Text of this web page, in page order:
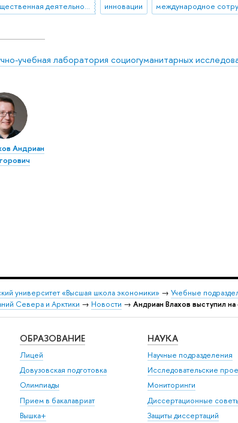
общественная деятельность
инновации
учебная лаборатория социогуманитарных
Андриан
университет «Высшая школа экономики» → Учебные
Севера и Арктики → Новости → Андриан Влахов выступил
ОБРАЗОВАНИЕ
Лицей
Довузовская подготовка
Олимпиады
Прием в бакалавриат
Вышка+
НАУКА
Научные подразделения
Исследовательские
Мониторинги
Диссертационные
Защиты диссертаций